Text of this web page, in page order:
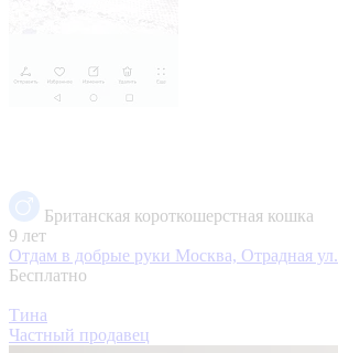
Британская короткошерстная кошка
9 лет
Отдам в добрые руки Москва, Отрадная ул.
Бесплатно
Тина
Частный продавец